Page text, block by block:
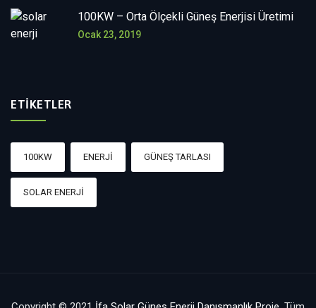
100KW – Orta Ölçekli Güneş Enerjisi Üretimi
Ocak 23, 2019
ETIKETLER
100KW ENERJI GÜNEŞ TARLASI
SOLAR ENERJI